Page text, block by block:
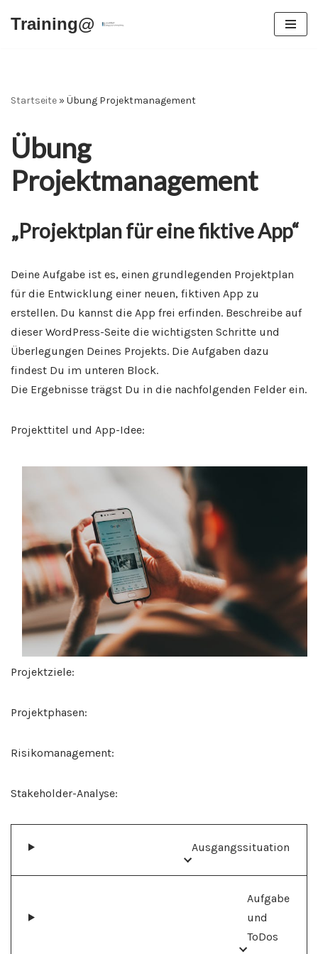
Training@
Startseite » Übung Projektmanagement
Übung
Projektmanagement
„Projektplan für eine fiktive App“
Deine Aufgabe ist es, einen grundlegenden Projektplan
für die Entwicklung einer neuen, fiktiven App zu
erstellen. Du kannst die App frei erfinden. Beschreibe auf
dieser WordPress-Seite die wichtigsten Schritte und
Überlegungen Deines Projekts. Die Aufgaben dazu
findest Du im unteren Block.
Die Ergebnisse trägst Du in die nachfolgenden Felder ein.
Projekttitel und App-Idee:
Projektziele:
Projektphasen:
Risikomanagement:
Stakeholder-Analyse:
Ausgangssituation
Aufgabe
und
ToDos